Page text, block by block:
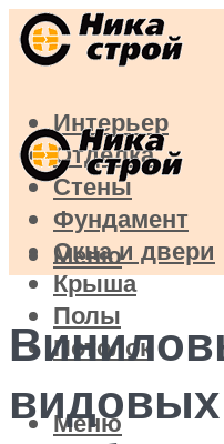
Интерьер
Отделка
Стены
Фундамент
Окна и двери
Крыша
Полы
Потолок
Меню
Меню
видовых